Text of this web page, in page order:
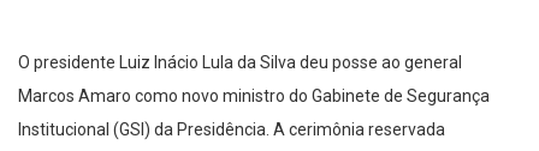
O presidente Luiz Inácio Lula da Silva deu posse ao general
Marcos Amaro como novo ministro do Gabinete de Segurança
Institucional (GSI) da Presidência. A cerimônia reservada